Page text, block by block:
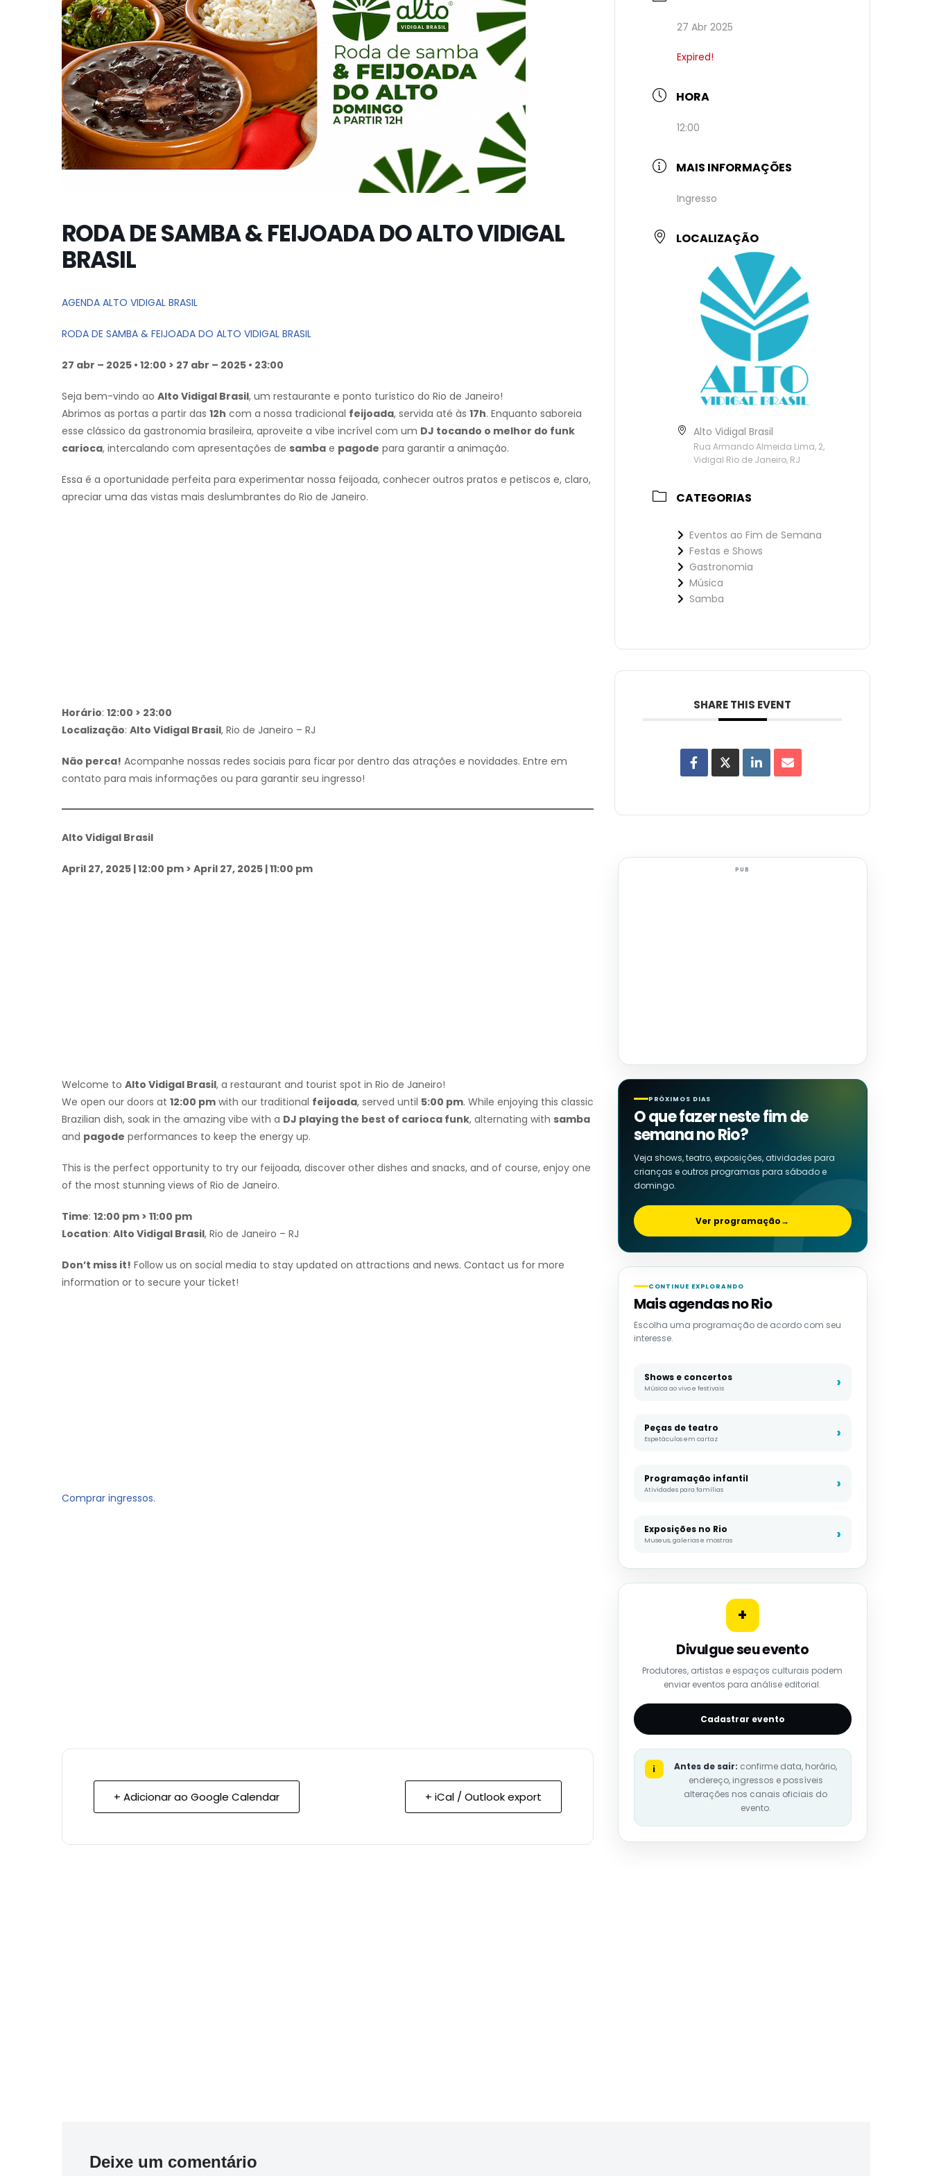
RODA DE SAMBA & FEIJOADA DO ALTO VIDIGAL
BRASIL
AGENDA ALTO VIDIGAL BRASIL
RODA DE SAMBA & FEIJOADA DO ALTO VIDIGAL BRASIL
27 abr – 2025 • 12:00 > 27 abr – 2025 • 23:00
Seja bem-vindo ao Alto Vidigal Brasil, um restaurante e ponto turístico do Rio de Janeiro!
Abrimos as portas a partir das 12h com a nossa tradicional feijoada, servida até às 17h. Enquanto saboreia
esse clássico da gastronomia brasileira, aproveite a vibe incrível com um DJ tocando o melhor do funk
carioca, intercalando com apresentações de samba e pagode para garantir a animação.
Essa é a oportunidade perfeita para experimentar nossa feijoada, conhecer outros pratos e petiscos e, claro,
apreciar uma das vistas mais deslumbrantes do Rio de Janeiro.
Horário: 12:00 > 23:00
Localização: Alto Vidigal Brasil, Rio de Janeiro – RJ
Não perca! Acompanhe nossas redes sociais para ficar por dentro das atrações e novidades. Entre em
contato para mais informações ou para garantir seu ingresso!
Alto Vidigal Brasil
April 27, 2025 | 12:00 pm > April 27, 2025 | 11:00 pm
Welcome to Alto Vidigal Brasil, a restaurant and tourist spot in Rio de Janeiro!
We open our doors at 12:00 pm with our traditional feijoada, served until 5:00 pm. While enjoying this classic
Brazilian dish, soak in the amazing vibe with a DJ playing the best of carioca funk, alternating with samba
and pagode performances to keep the energy up.
This is the perfect opportunity to try our feijoada, discover other dishes and snacks, and of course, enjoy one
of the most stunning views of Rio de Janeiro.
Time: 12:00 pm > 11:00 pm
Location: Alto Vidigal Brasil, Rio de Janeiro – RJ
Don’t miss it! Follow us on social media to stay updated on attractions and news. Contact us for more
information or to secure your ticket!
Comprar ingressos.
+ Adicionar ao Google Calendar + iCal / Outlook export
27 Abr 2025
Expired!
HORA
12:00
MAIS INFORMAÇÕES
Ingresso
LOCALIZAÇÃO
Alto Vidigal Brasil
Rua Armando Almeida Lima, 2,
Vidigal Rio de Janeiro, RJ
CATEGORIAS
Eventos ao Fim de Semana
Festas e Shows
Gastronomia
Música
Samba
SHARE THIS EVENT
PUB
PRÓXIMOS DIAS
O que fazer neste fim de
semana no Rio?
Veja shows, teatro, exposições, atividades para
crianças e outros programas para sábado e
domingo.
Ver programação→
CONTINUE EXPLORANDO
Mais agendas no Rio
Escolha uma programação de acordo com seu
interesse.
Shows e concertos
Música ao vivo e festivais
Peças de teatro
Espetáculos em cartaz
Programação infantil
Atividades para famílias
Exposições no Rio
Museus, galerias e mostras
+
Divulgue seu evento
Produtores, artistas e espaços culturais podem
enviar eventos para análise editorial.
Cadastrar evento
i Antes de sair: confirme data, horário,
endereço, ingressos e possíveis
alterações nos canais oficiais do
evento.
Deixe um comentário